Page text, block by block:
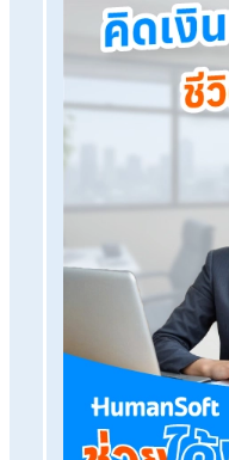
อ่านบทความที่เกี่ยวข้
พนักงานบาดเจ็บใ
วิธีแจ้งบาดเจ็บจ
แนวทางเสริมสร้
โปร
ทดลอง
บริการขึ้นระบบ ฟรี